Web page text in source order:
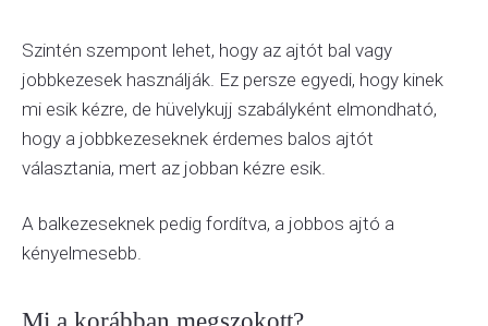
Szintén szempont lehet, hogy az ajtót bal vagy
jobbkezesek használják. Ez persze egyedi, hogy kinek
mi esik kézre, de hüvelykujj szabályként elmondható,
hogy a jobbkezeseknek érdemes balos ajtót
választania, mert az jobban kézre esik.
A balkezeseknek pedig fordítva, a jobbos ajtó a
kényelmesebb.